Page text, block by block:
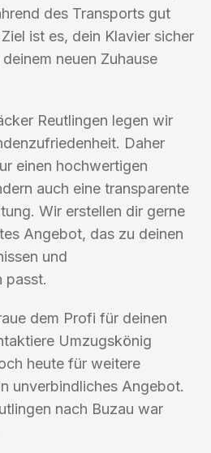
des Transports gut
ist es, dein Klavier sicher
neuen Zuhause
Reutlingen legen wir
Daher
einen hochwertigen
auch eine transparente
Wir erstellen dir gerne
Angebot, das zu deinen
und
passt.
dem Profi für deinen
Umzugskönig
heute für weitere
unverbindliches Angebot.
nach Buzau war